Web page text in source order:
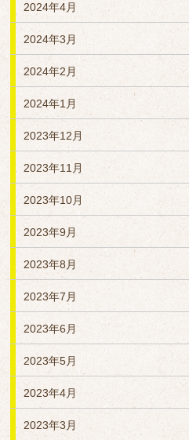
2024年4月
2024年3月
2024年2月
2024年1月
2023年12月
2023年11月
2023年10月
2023年9月
2023年8月
2023年7月
2023年6月
2023年5月
2023年4月
2023年3月